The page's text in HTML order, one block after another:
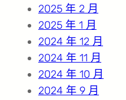
2025 年 2 月
2025 年 1 月
2024 年 12 月
2024 年 11 月
2024 年 10 月
2024 年 9 月